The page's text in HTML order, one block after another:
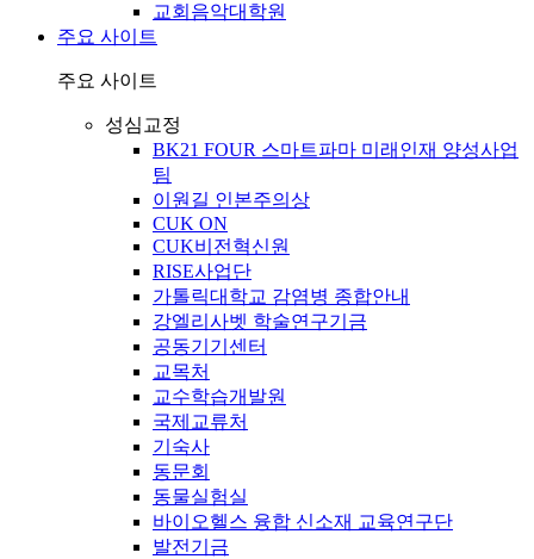
교회음악대학원
주요 사이트
주요 사이트
성심교정
BK21 FOUR 스마트파마 미래인재 양성사업
팀
이원길 인본주의상
CUK ON
CUK비전혁신원
RISE사업단
가톨릭대학교 감염병 종합안내
강엘리사벳 학술연구기금
공동기기센터
교목처
교수학습개발원
국제교류처
기숙사
동문회
동물실험실
바이오헬스 융합 신소재 교육연구단
발전기금